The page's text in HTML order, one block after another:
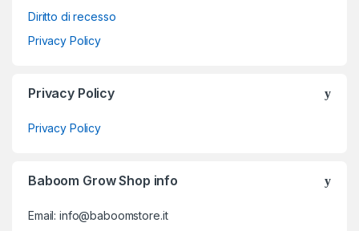
Diritto di recesso
Privacy Policy
Privacy Policy
Privacy Policy
Baboom Grow Shop info
Email: info@baboomstore.it